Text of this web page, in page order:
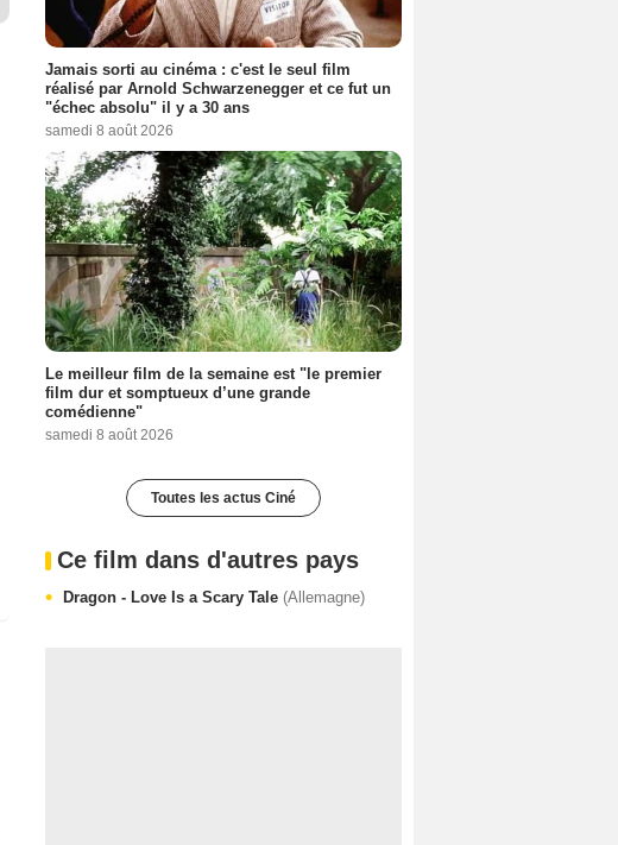
Jamais sorti au cinéma : c'est le seul film
réalisé par Arnold Schwarzenegger et ce fut un
"échec absolu" il y a 30 ans
samedi 8 août 2026
Le meilleur film de la semaine est "le premier
film dur et somptueux d’une grande
comédienne"
samedi 8 août 2026
Toutes les actus Ciné
Ce film dans d'autres pays
Dragon - Love Is a Scary Tale (Allemagne)